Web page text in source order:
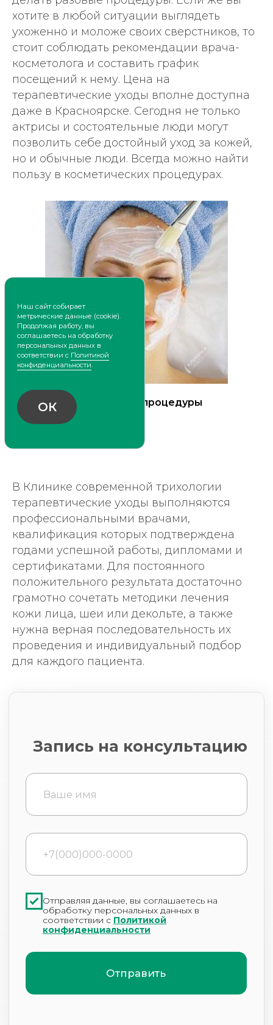
хотите в любой ситуации выглядеть
ухоженно и моложе своих сверстников, то
стоит соблюдать рекомендации врача-
косметолога и составить график
посещений к нему. Цена на
терапевтические уходы вполне доступна
даже в Красноярске. Сегодня не только
актрисы и состоятельные люди могут
позволить себе достойный уход за кожей,
но и обычные люди. Всегда можно найти
пользу в косметических процедурах.
Проведение процедуры
В Клинике современной трихологии
терапевтические уходы выполняются
профессиональными врачами,
квалификация которых подтверждена
годами успешной работы, дипломами и
сертификатами. Для постоянного
положительного результата достаточно
грамотно сочетать методики лечения
кожи лица, шеи или декольте, а также
нужна верная последовательность их
проведения и индивидуальный подбор
для каждого пациента.
Отправляя данные, вы соглашаетесь на
обработку персональных данных в
соответствии сПолитикой
конфиденциальности
Отправить
1112468029079
ООО «Клиника современной трихологии»
ИНН 2460230222
пр. Красноярский рабочий, 172
Договор возмездного
оказания медицинских услуг
Согласие на медицинское
Согласие на обработку
+7 (391) 255-15-58
+7 (391) 266-66-80
Анна Побилат
Клиника